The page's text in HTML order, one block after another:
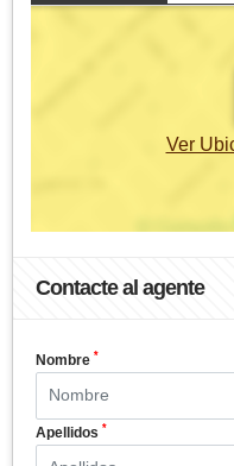
Ver
Contacte al agente
Nombre *
Apellidos *